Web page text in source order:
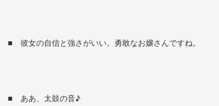
■ 彼女の自信と強さがいい。勇敢なお嬢さんですね。
■ ああ、太鼓の音♪